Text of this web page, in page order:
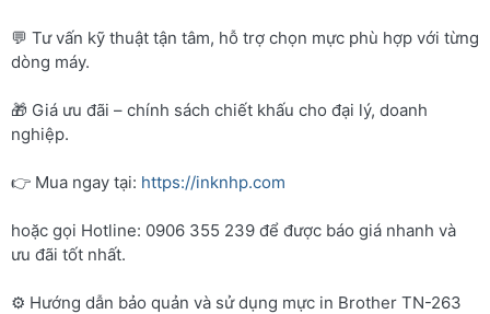
💬 Tư vấn kỹ thuật tận tâm, hỗ trợ chọn mực phù hợp với từng
dòng máy.
🎁 Giá ưu đãi – chính sách chiết khấu cho đại lý, doanh
nghiệp.
👉 Mua ngay tại: https://inknhp.com
hoặc gọi Hotline: 0906 355 239 để được báo giá nhanh và
ưu đãi tốt nhất.
⚙️ Hướng dẫn bảo quản và sử dụng mực in Brother TN-263